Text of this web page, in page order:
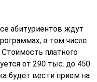
абитуриентов ждут
в том числе
платного
от 290 тыс. до 450
будет вести прием на